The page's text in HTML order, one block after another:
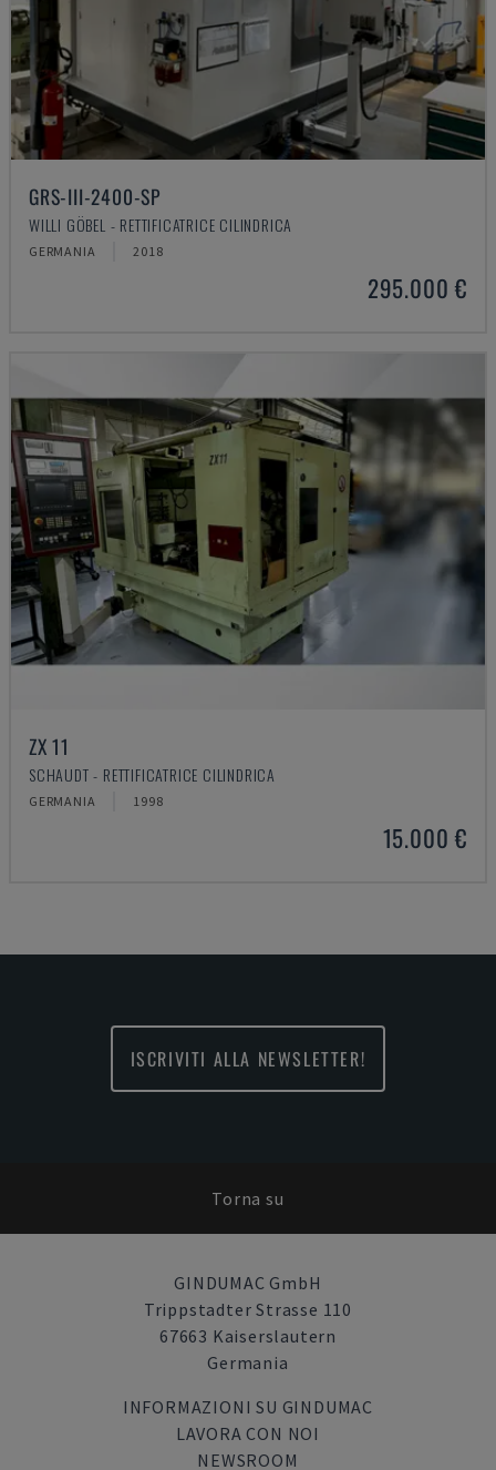
GRS-III-2400-SP
WILLI GÖBEL - RETTIFICATRICE CILINDRICA
GERMANIA 2018
295.000 €
ZX 11
SCHAUDT - RETTIFICATRICE CILINDRICA
GERMANIA 1998
15.000 €
ISCRIVITI ALLA NEWSLETTER!
Torna su
GINDUMAC GmbH
Trippstadter Strasse 110
67663 Kaiserslautern
Germania
INFORMAZIONI SU GINDUMAC
LAVORA CON NOI
NEWSROOM